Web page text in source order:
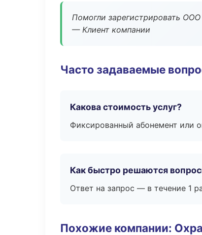
Помогли зарегистрировать
— Клиент компании
Часто задаваемые
Какова стоимость услуг?
Фиксированный абонемент или
Как быстро решаются
Ответ на запрос — в течение 1
Похожие компании: